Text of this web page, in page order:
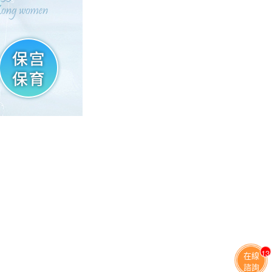
在線
諮詢
13